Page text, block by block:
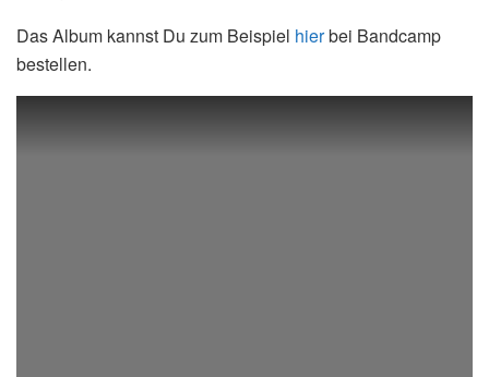
Das Album kannst Du zum Beispiel hierbei Bandcamp
bestellen.